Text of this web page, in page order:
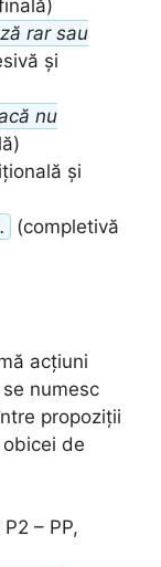
rar sau
și
nu
și
(completivă
acțiuni
numesc
propoziții
de
P2 – PP,